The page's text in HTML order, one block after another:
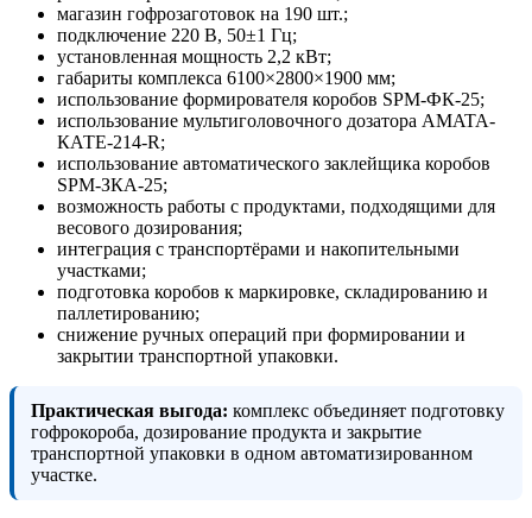
магазин гофрозаготовок на 190 шт.;
подключение 220 В, 50±1 Гц;
установленная мощность 2,2 кВт;
габариты комплекса 6100×2800×1900 мм;
использование формирователя коробов SPM-ФК-25;
использование мультиголовочного дозатора AMATA-
КАТЕ-214-R;
использование автоматического заклейщика коробов
SPM-ЗКА-25;
возможность работы с продуктами, подходящими для
весового дозирования;
интеграция с транспортёрами и накопительными
участками;
подготовка коробов к маркировке, складированию и
паллетированию;
снижение ручных операций при формировании и
закрытии транспортной упаковки.
Практическая выгода: комплекс объединяет подготовку
гофрокороба, дозирование продукта и закрытие
транспортной упаковки в одном автоматизированном
участке.